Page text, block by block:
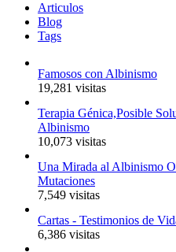
Articulos
Blog
Tags
Famosos con Albinismo
19,281 visitas
Terapia Génica,Posible
Albinismo
10,073 visitas
Una Mirada al Albinismo
Mutaciones
7,549 visitas
Cartas - Testimonios de
6,386 visitas